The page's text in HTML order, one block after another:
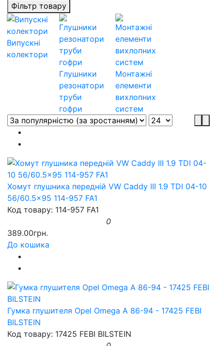
Фільтр товару
Випускні
колектори
Глушники
резонатори
труби
гофри
Монтажні
елементи
вихлопних
систем
Хомут глушника передній VW Caddy III 1.9 TDI 04-10
56/60.5x95 114-957 FA1
Код товару: 114-957 FA1
0
389.00грн.
До кошика
Гумка глушителя Opel Omega A 86-94 - 17425 FEBI
BILSTEIN
Код товару: 17425 FEBI BILSTEIN